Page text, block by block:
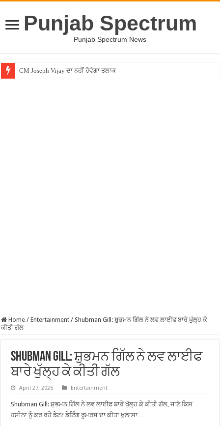
Punjab Spectrum
Punjab Spectrum News
CM Joseph Vijay ਦਾ ਨਹੀਂ ਹੋਵੇਗਾ ਤਲਾਕ
Home / Entertainment / Shubman Gill: ਸ਼ੁਭਮਨ ਗਿੱਲ ਨੇ ਲਵ ਲਾਈਫ ਬਾਰੇ ਖੁੱਲ੍ਹ ਕੇ
ਕੀਤੀ ਗੱਲ
Shubman Gill: ਸ਼ੁਭਮਨ ਗਿੱਲ ਨੇ ਲਵ ਲਾਈਫ
ਬਾਰੇ ਖੁੱਲ੍ਹ ਕੇ ਕੀਤੀ ਗੱਲ
April 27, 2025 Entertainment
Shubman Gill: ਸ਼ੁਭਮਨ ਗਿੱਲ ਨੇ ਲਵ ਲਾਈਫ ਬਾਰੇ ਖੁੱਲ੍ਹ ਕੇ ਕੀਤੀ ਗੱਲ, ਜਾਣੋ ਕਿਸ
ਹਸੀਨਾ ਨੂੰ ਕਰ ਰਹੇ ਡੇਟ? ਡੇਟਿੰਗ ਰੂਮਰਸ ਦਾ ਕੀਤਾ ਖੁਲਾਸਾ…